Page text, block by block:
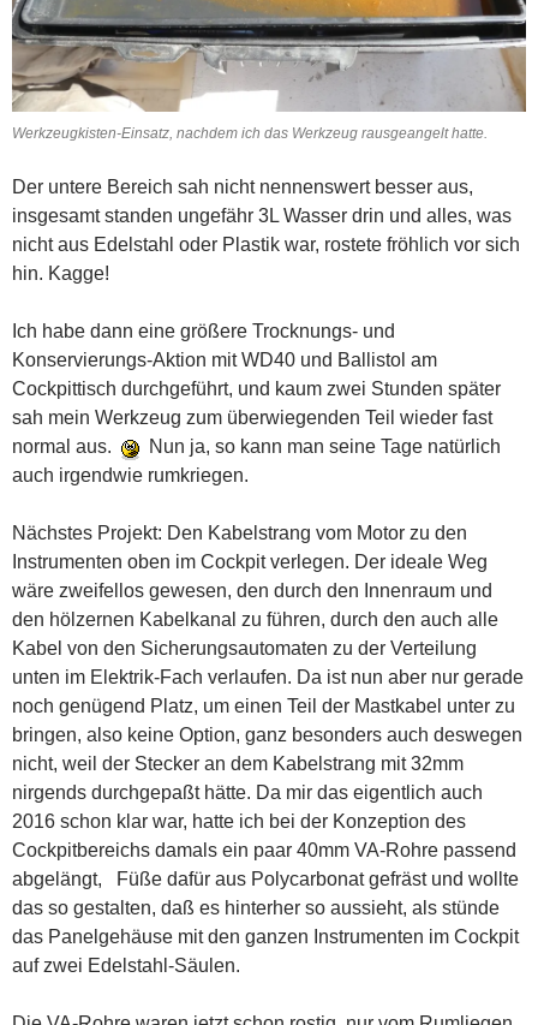
Werkzeugkisten-Einsatz, nachdem ich das Werkzeug rausgeangelt hatte.
Der untere Bereich sah nicht nennenswert besser aus,
insgesamt standen ungefähr 3L Wasser drin und alles, was
nicht aus Edelstahl oder Plastik war, rostete fröhlich vor sich
hin. Kagge!
Ich habe dann eine größere Trocknungs- und
Konservierungs-Aktion mit WD40 und Ballistol am
Cockpittisch durchgeführt, und kaum zwei Stunden später
sah mein Werkzeug zum überwiegenden Teil wieder fast
normal aus.
Nun ja, so kann man seine Tage natürlich
auch irgendwie rumkriegen.
Nächstes Projekt: Den Kabelstrang vom Motor zu den
Instrumenten oben im Cockpit verlegen. Der ideale Weg
wäre zweifellos gewesen, den durch den Innenraum und
den hölzernen Kabelkanal zu führen, durch den auch alle
Kabel von den Sicherungsautomaten zu der Verteilung
unten im Elektrik-Fach verlaufen. Da ist nun aber nur gerade
noch genügend Platz, um einen Teil der Mastkabel unter zu
bringen, also keine Option, ganz besonders auch deswegen
nicht, weil der Stecker an dem Kabelstrang mit 32mm
nirgends durchgepaßt hätte. Da mir das eigentlich auch
2016 schon klar war, hatte ich bei der Konzeption des
Cockpitbereichs damals ein paar 40mm VA-Rohre passend
abgelängt, Füße dafür aus Polycarbonat gefräst und wollte
das so gestalten, daß es hinterher so aussieht, als stünde
das Panelgehäuse mit den ganzen Instrumenten im Cockpit
auf zwei Edelstahl-Säulen.